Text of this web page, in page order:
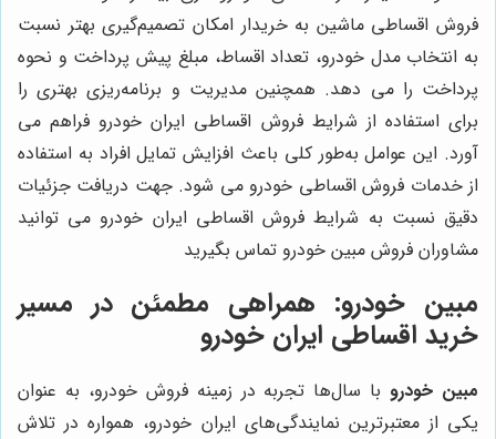
فروش اقساطی ماشین به خریدار امکان تصمیم‌گیری بهتر نسبت
به انتخاب مدل خودرو، تعداد اقساط، مبلغ پیش پرداخت و نحوه
پرداخت را می دهد. همچنین مدیریت و برنامه‌ریزی بهتری را
برای استفاده از شرایط فروش اقساطی ایران خودرو فراهم می
آورد. این عوامل به‌طور کلی باعث افزایش تمایل افراد به استفاده
از خدمات فروش اقساطی خودرو می شود. جهت دریافت جزئیات
دقیق نسبت به شرایط فروش اقساطی ایران خودرو می توانید
مشاوران فروش مبین خودرو تماس بگیرید
مبین خودرو: همراهی مطمئن در مسیر
خرید اقساطی ایران خودرو
مبین خودروبا سال‌ها تجربه در زمینه فروش خودرو، به عنوان
یکی از معتبرترین نمایندگی‌های ایران خودرو، همواره در تلاش